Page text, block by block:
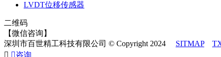
LVDT位移传感器
二维码
【微信咨询】
深圳市百世精工科技有限公司 © Copyright 2024 SITMAP
 咨询